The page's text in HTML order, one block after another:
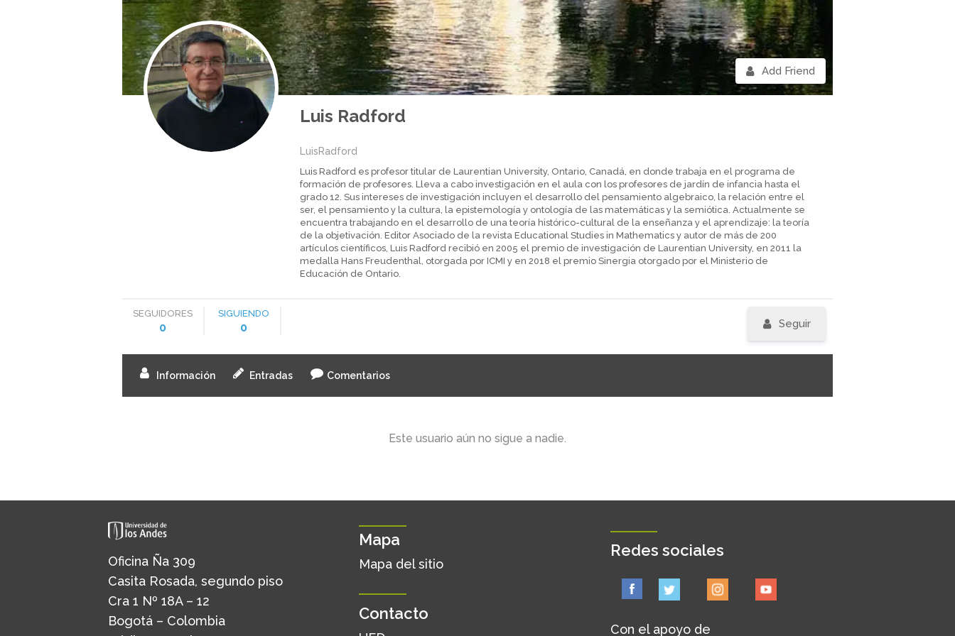
Add Friend
Luis Radford
LuisRadford
Luis Radford es profesor titular de Laurentian University, Ontario, Canadá, en donde trabaja en el programa de
formación de profesores. Lleva a cabo investigación en el aula con los profesores de jardín de infancia hasta el
grado 12. Sus intereses de investigación incluyen el desarrollo del pensamiento algebraico, la relación entre el
ser, el pensamiento y la cultura, la epistemología y ontología de las matemáticas y la semiótica. Actualmente se
encuentra trabajando en el desarrollo de una teoría histórico-cultural de la enseñanza y el aprendizaje: la teoría
de la objetivación. Editor Asociado de la revista Educational Studies in Mathematics y autor de más de 200
artículos científicos, Luis Radford recibió en 2005 el premio de investigación de Laurentian University, en 2011 la
medalla Hans Freudenthal, otorgada por ICMI y en 2018 el premio Sinergia otorgado por el Ministerio de
Educación de Ontario.
SEGUIDORES
0
SIGUIENDO
0 Seguir
Información Entradas Comentarios
Este usuario aún no sigue a nadie.
Oficina Ña 309
Casita Rosada, segundo piso
Cra 1 Nº 18A – 12
Bogotá – Colombia
Mapa
Mapa del sitio
Contacto
Redes sociales
Con el apoyo de